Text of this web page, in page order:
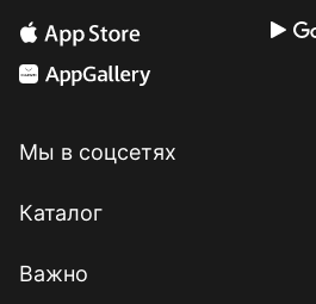
Мы в соцсетях
Каталог
Важно